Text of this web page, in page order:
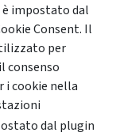
impostato dal
Consent. Il
per
consenso
cookie nella
dal plugin